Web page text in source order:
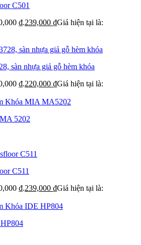
C501
₫.239,000 ₫Giá hiện tại là:
sàn nhựa giả gỗ hèm khóa
₫.220,000 ₫Giá hiện tại là:
5202
C511
₫.239,000 ₫Giá hiện tại là: